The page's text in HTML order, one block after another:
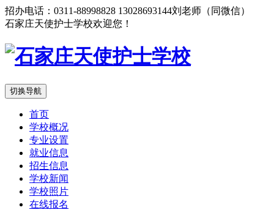
招办电话：0311-88998828 13028693144刘老师（同微信）
石家庄天使护士学校欢迎您！
切换导航
首页
学校概况
专业设置
就业信息
招生信息
学校新闻
学校照片
在线报名